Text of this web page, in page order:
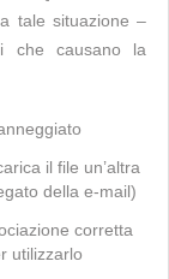
tale situazione –
che causano la
il file un’altra
della e-mail)
corretta
utilizzarlo